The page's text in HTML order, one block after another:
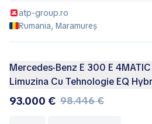
Mercedes-Benz E 220 D 4MATIC
Limuzina